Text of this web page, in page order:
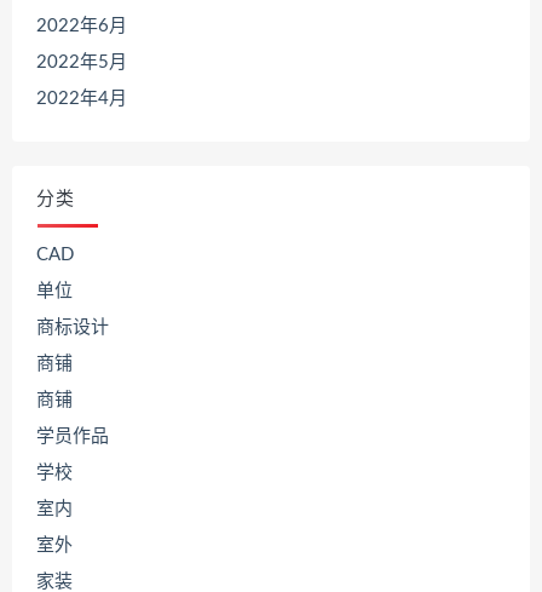
2022年6月
2022年5月
2022年4月
分类
CAD
单位
商标设计
商铺
商铺
学员作品
学校
室内
室外
家装